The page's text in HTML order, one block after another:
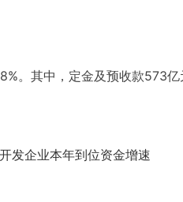
。其中，定金及预收款573
企业本年到位资金增速